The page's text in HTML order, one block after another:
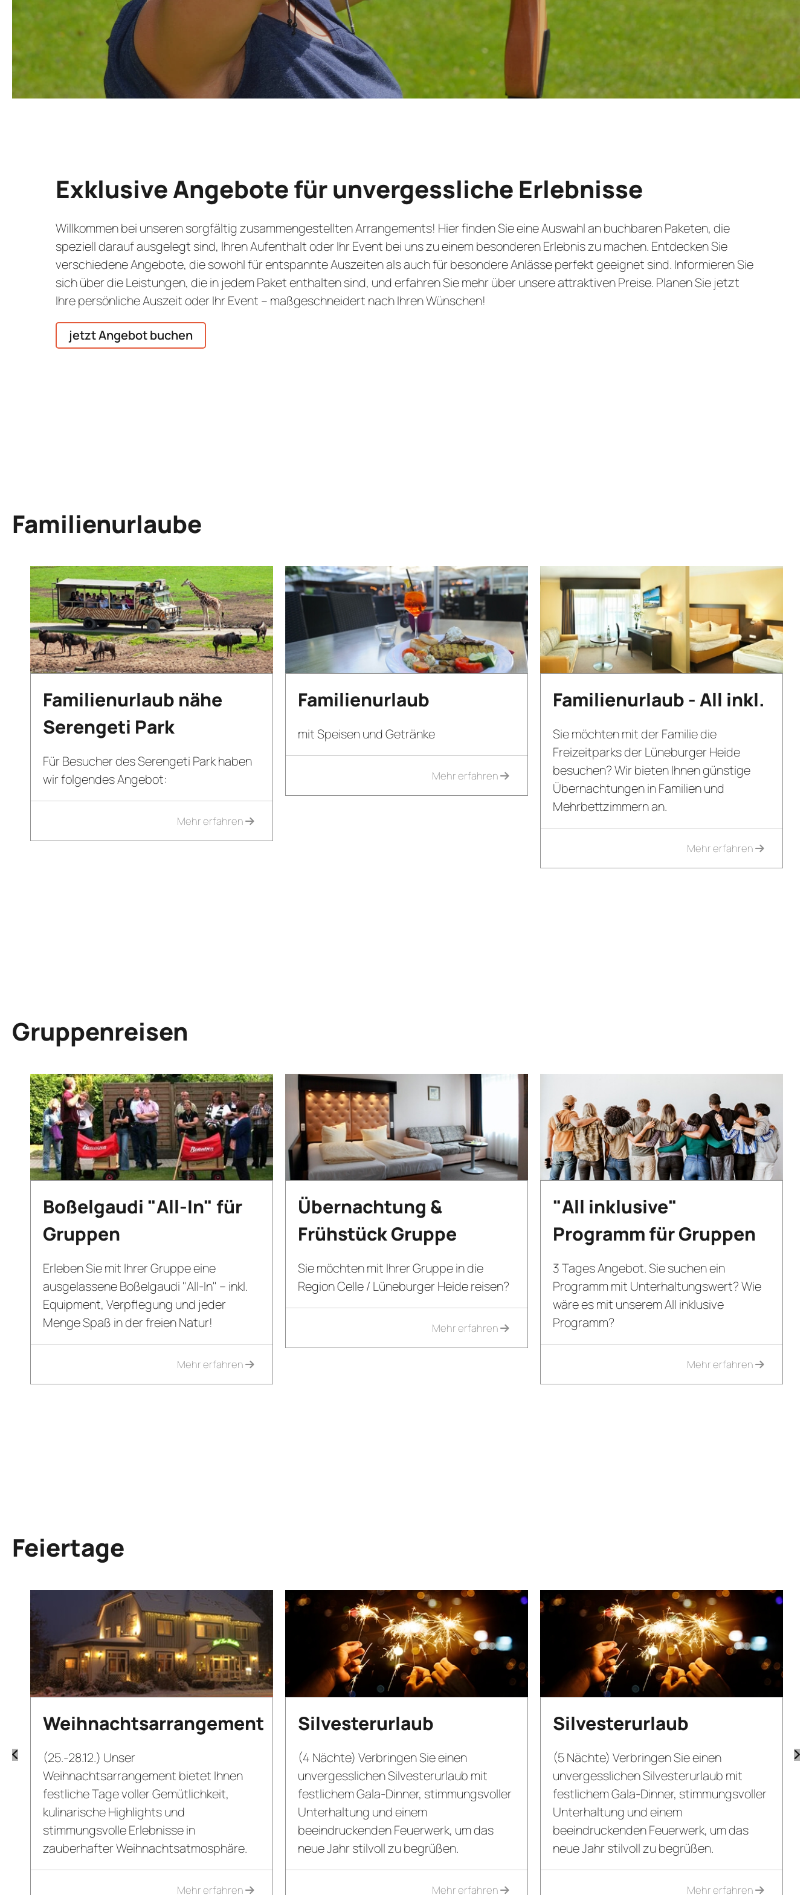
Exklusive Angebote für unvergessliche Erlebnisse
Willkommen bei unseren sorgfältig zusammengestellten Arrangements! Hier finden Sie eine Auswahl an buchbaren Paketen, die
speziell darauf ausgelegt sind, Ihren Aufenthalt oder Ihr Event bei uns zu einem besonderen Erlebnis zu machen. Entdecken Sie
verschiedene Angebote, die sowohl für entspannte Auszeiten als auch für besondere Anlässe perfekt geeignet sind. Informieren Sie
sich über die Leistungen, die in jedem Paket enthalten sind, und erfahren Sie mehr über unsere attraktiven Preise. Planen Sie jetzt
Ihre persönliche Auszeit oder Ihr Event – maßgeschneidert nach Ihren Wünschen!
jetzt Angebot buchen
Familienurlaube
Familienurlaub nähe
Serengeti Park
Für Besucher des Serengeti Park haben
wir folgendes Angebot:
Mehr erfahren
Familienurlaub
mit Speisen und Getränke
Mehr erfahren
Familienurlaub - All inkl.
Sie möchten mit der Familie die
Freizeitparks der Lüneburger Heide
besuchen? Wir bieten Ihnen günstige
Übernachtungen in Familien und
Mehrbettzimmern an.
Mehr erfahren
Gruppenreisen
Boßelgaudi "All-In" für
Gruppen
Erleben Sie mit Ihrer Gruppe eine
ausgelassene Boßelgaudi "All-In" – inkl.
Equipment, Verpflegung und jeder
Menge Spaß in der freien Natur!
Mehr erfahren
Übernachtung &
Frühstück Gruppe
Sie möchten mit Ihrer Gruppe in die
Region Celle / Lüneburger Heide reisen?
Mehr erfahren
"All inklusive"
Programm für Gruppen
3 Tages Angebot. Sie suchen ein
Programm mit Unterhaltungswert? Wie
wäre es mit unserem All inklusive
Programm?
Mehr erfahren
Feiertage
Weihnachtsarrangement
(25.-28.12.) Unser
Weihnachtsarrangement bietet Ihnen
festliche Tage voller Gemütlichkeit,
kulinarische Highlights und
stimmungsvolle Erlebnisse in
zauberhafter Weihnachtsatmosphäre.
Mehr erfahren
Silvesterurlaub
(4 Nächte) Verbringen Sie einen
unvergesslichen Silvesterurlaub mit
festlichem Gala-Dinner, stimmungsvoller
Unterhaltung und einem
beeindruckenden Feuerwerk, um das
neue Jahr stilvoll zu begrüßen.
Mehr erfahren
Silvesterurlaub
(5 Nächte) Verbringen Sie einen
unvergesslichen Silvesterurlaub mit
festlichem Gala-Dinner, stimmungsvoller
Unterhaltung und einem
beeindruckenden Feuerwerk, um das
neue Jahr stilvoll zu begrüßen.
Mehr erfahren